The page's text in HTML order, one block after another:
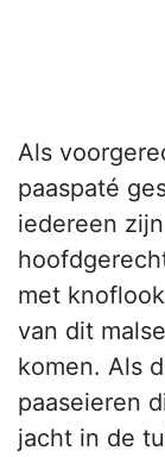
Als
paaspaté
iedereen
met
van dit
komen. Als
paaseieren
jacht in de